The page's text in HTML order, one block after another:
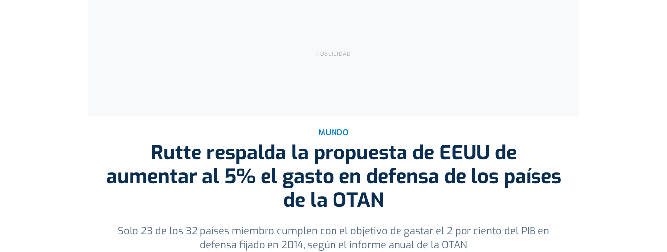
MUNDO
Rutte respalda la propuesta de EEUU de
aumentar al 5% el gasto en defensa de los países
de la OTAN
Solo 23 de los 32 países miembro cumplen con el objetivo de gastar el 2 por ciento del PIB en
defensa fijado en 2014, según el informe anual de la OTAN